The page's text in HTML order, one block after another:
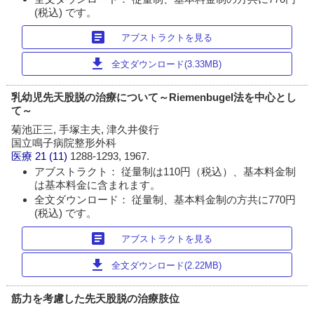
(税込) です。
article アブストラクトを見る
download 全文ダウンロード(3.33MB)
乳幼児先天股脱の治療について～Riemenbugel法を中心とし
て～
菊池正三, 手塚主夫, 津久井俊行
国立鳴子病院整形外科
医療 21 (11) 1288-1293, 1967.
アブストラクト： 従量制は110円（税込）、基本料金制
は基本料金に含まれます。
全文ダウンロード： 従量制、基本料金制の方共に770円
(税込) です。
article アブストラクトを見る
download 全文ダウンロード(2.22MB)
筋力を考慮した先天股脱の治療肢位